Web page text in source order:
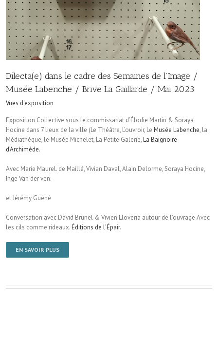
Dilecta(e) dans le cadre des Semaines de l’Image /
Musée Labenche / Brive La Gaillarde / Mai 2023
Vues d'exposition
Exposition Collective sous le commissariat d’Élodie Martin & Soraya
Hocine dans 7 lieux de la ville (Le Théâtre, L’ouvroir, Le Musée Labenche, la
Médiathèque, le Musée Michelet, La Petite Galerie,La Baignoire
d’Archimède.
Avec Marie Maurel. de Maillé, Vivian Daval, Alain Delorme, Soraya Hocine,
Inge Van der ven.
et Jérémy Guéné
Conversation avec David Brunel & Vivien Lloveria autour de l’ouvrage Avec
les cils comme rideaux.Éditions de l’Épair.
EN SAVOIR PLUS